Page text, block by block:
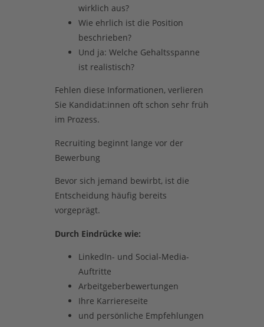
wirklich aus?
Wie ehrlich ist die Position
beschrieben?
Und ja: Welche Gehaltsspanne
ist realistisch?
Fehlen diese Informationen, verlieren
Sie Kandidat:innen oft schon sehr früh
im Prozess.
Recruiting beginnt lange vor der
Bewerbung
Bevor sich jemand bewirbt, ist die
Entscheidung häufig bereits
vorgeprägt.
Durch Eindrücke wie:
LinkedIn- und Social-Media-
Auftritte
Arbeitgeberbewertungen
Ihre Karriereseite
und persönliche Empfehlungen